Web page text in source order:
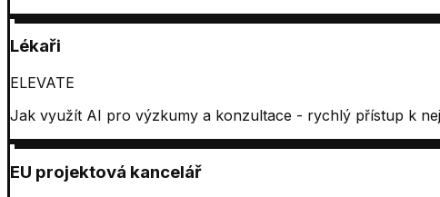
Lékaři
ELEVATE
Jak využít AI pro výzkumy a konzultace - rychlý přístup k
EU projektová kancelář